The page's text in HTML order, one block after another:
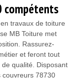
compétents
travaux de toiture
MB Toiture met
Rassurez-
et feront tout
qualité. Disposant
couvreurs 78730